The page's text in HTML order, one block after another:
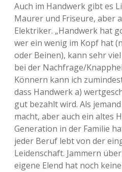
Auch im Handwerk gibt es
Maurer und Friseure, aber
Elektriker. „Handwerk hat
wer ein wenig im Kopf hat
oder Beinen), kann sehr
bei der Nachfrage/
Könnern kann ich
dass Handwerk a)
gut bezahlt wird. Als
macht, aber auch ein altes
Generation in der Familie
jeder Beruf lebt von der
Leidenschaft. Jammern
eigene Elend hat noch